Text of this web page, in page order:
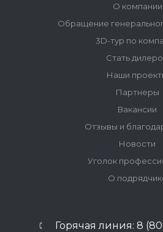
О компании
Обращение
3D-тур по
Стать
Наши
Партнеры
Вакансии
Отзывы и
Новости
Уголок
О
Горячая линия: 8